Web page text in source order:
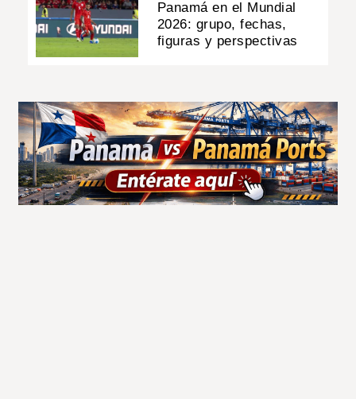
Panamá en el Mundial
2026: grupo, fechas,
figuras y perspectivas